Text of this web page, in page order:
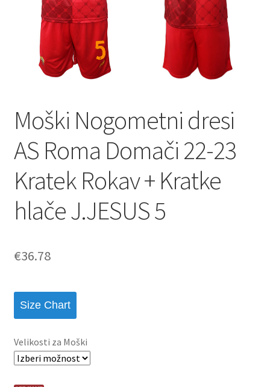
Moški Nogometni dresi
AS Roma Domači 22-23
Kratek Rokav + Kratke
hlače J.JESUS 5
€36.78
Size Chart
Velikosti za Moški